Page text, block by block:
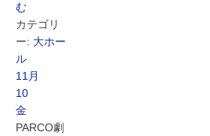
む
カテゴリ
ー: 大ホー
ル
11月
10
金
PARCO劇